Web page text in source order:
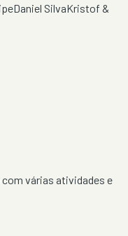
Daniel SilvaKristof &
várias atividades e